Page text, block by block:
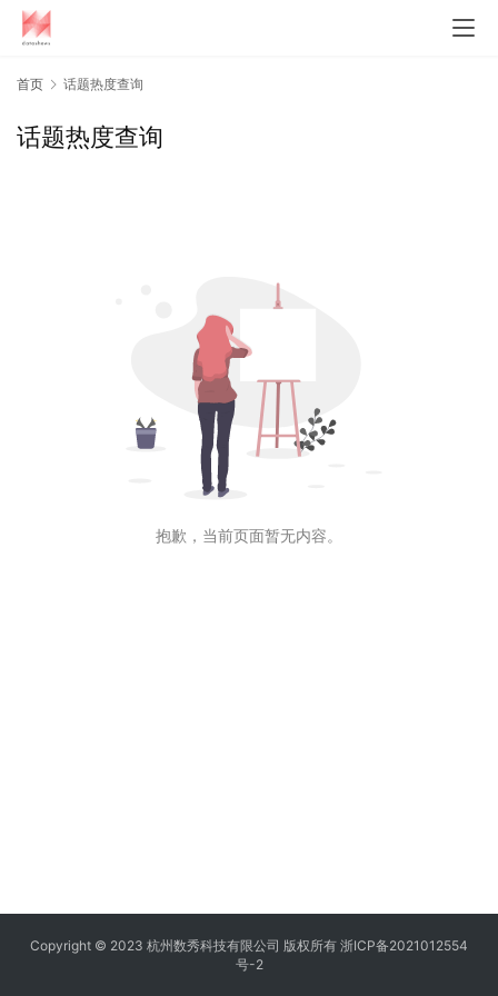
首页 话题热度查询
话题热度查询
抱歉，当前页面暂无内容。
Copyright © 2023 杭州数秀科技有限公司 版权所有 浙ICP备2021012554
号-2